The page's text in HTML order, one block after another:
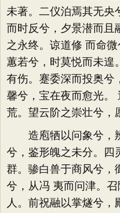
未著。二仪泊焉其无央
而时反兮，夕景潜而且
之永终。谅道修 而命
蕙若兮，时莫悦而未遑
有伤。蹇委深而投奥兮
馨兮，宝在夜而愈光。
荒。望云阶之崇壮兮，
造庖牺以问象兮，
兮，鉴形魄之未分。四
群。骖白兽于商风兮，
兮，从冯 夷而问津。
人。前祝融以掌燧兮，